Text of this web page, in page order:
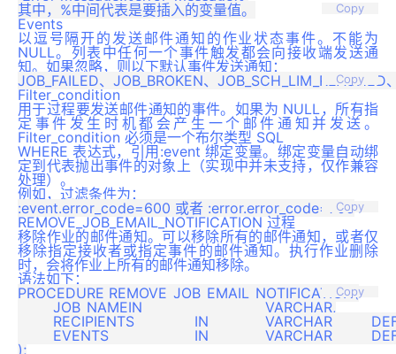
Copy
Events
以逗号隔开的发送邮件通知的作业状态事件。不能为
NULL。列表中任何一个事件触发都会向接收端发送通
知。如果忽略，则以下默认事件发送通知：
Copy
Filter_condition
用于过程要发送邮件通知的事件。如果为 NULL，所有指
定事件发生时机都会产生一个邮件通知并发送。
Filter_condition 必须是一个布尔类型 SQL
WHERE 表达式，引用:event 绑定变量。绑定变量自动绑
定到代表抛出事件的对象上（实现中并未支持，仅作兼容
处理）。
例如，过滤条件为：
Copy
REMOVE_JOB_EMAIL_NOTIFICATION 过程
移除作业的邮件通知。可以移除所有的邮件通知，或者仅
移除指定接收者或指定事件的邮件通知。执行作业删除
时，会将作业上所有的邮件通知移除。
语法如下：
Copy
PROCEDURE REMOVE_JOB_EMAIL_NOTIFICATION(